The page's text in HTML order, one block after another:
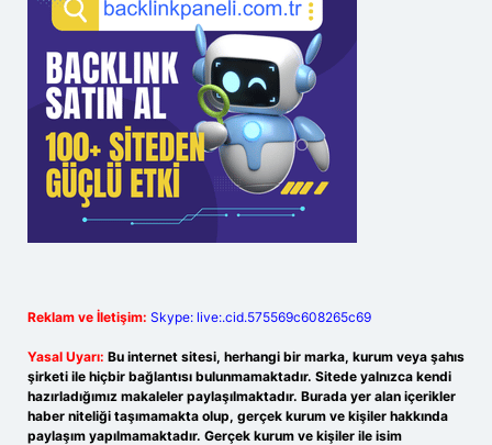
Reklam ve İletişim: Skype: live:.cid.575569c608265c69
Yasal Uyarı: Bu internet sitesi, herhangi bir marka, kurum veya şahıs
şirketi ile hiçbir bağlantısı bulunmamaktadır. Sitede yalnızca kendi
hazırladığımız makaleler paylaşılmaktadır. Burada yer alan içerikler
haber niteliği taşımamakta olup, gerçek kurum ve kişiler hakkında
paylaşım yapılmamaktadır. Gerçek kurum ve kişiler ile isim